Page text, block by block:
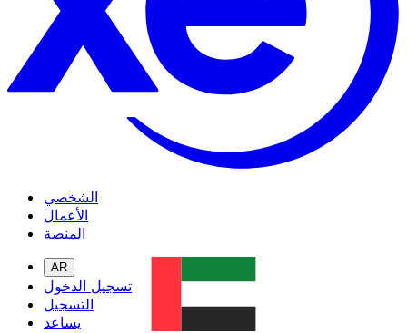
الشخصي
الأعمال
المنصة
AR
تسجيل الدخول
التسجيل
يساعد